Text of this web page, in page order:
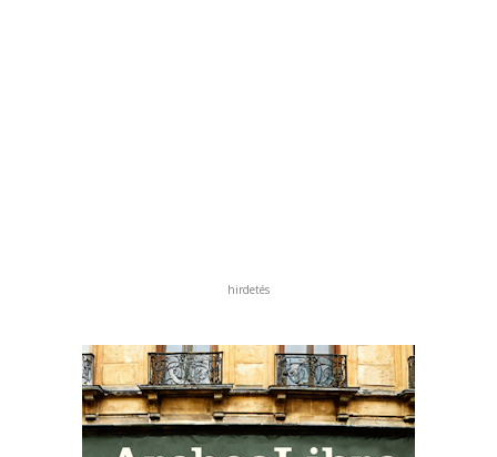
hirdetés